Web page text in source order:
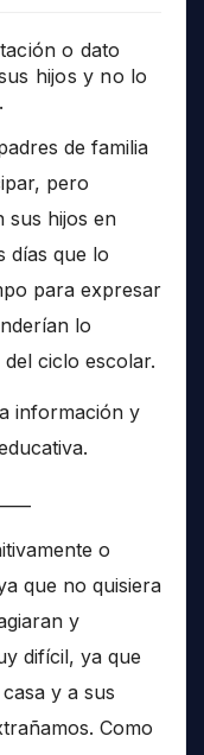
o dato
hijos y no lo
de familia
pero
sus hijos en
días que lo
para expresar
lo
ciclo escolar.
información y
o
que no quisiera
y
difícil, ya que
y a sus
Como